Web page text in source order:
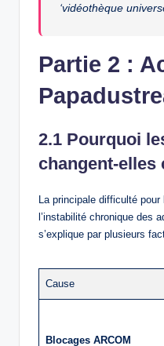
‘vidéothèque
Partie 2 :
2.1 Pourquoi
changent-elles
La principale difficulté
l’instabilité chronique des
s’explique par plusieurs
Cause
Blocages ARCOM